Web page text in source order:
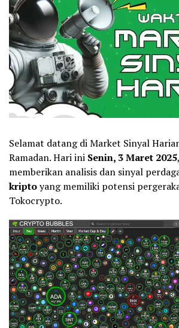
Selamat datang di Market Sinyal
Ramadan. Hari ini Senin, 3 Maret 2025
memberikan analisis dan sinyal
kriptoyang memiliki potensi
Tokocrypto.